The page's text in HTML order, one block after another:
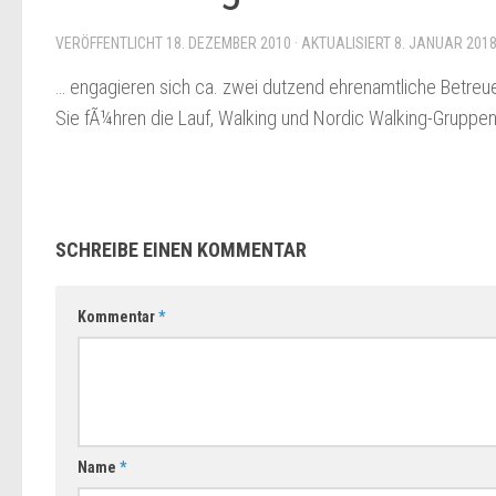
VERÖFFENTLICHT 18. DEZEMBER 2010 · AKTUALISIERT 8. JANUAR 2018
… engagieren sich ca. zwei dutzend ehrenamtliche
Sie fÃ¼hren die Lauf, Walking und Nordic Walking-
SCHREIBE EINEN KOMMENTAR
Kommentar*
Name *